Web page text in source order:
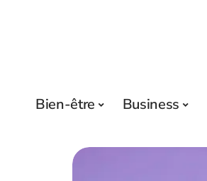
Bien-être Business